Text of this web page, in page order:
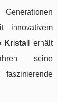
innovativem
Kristall
erhält
seine